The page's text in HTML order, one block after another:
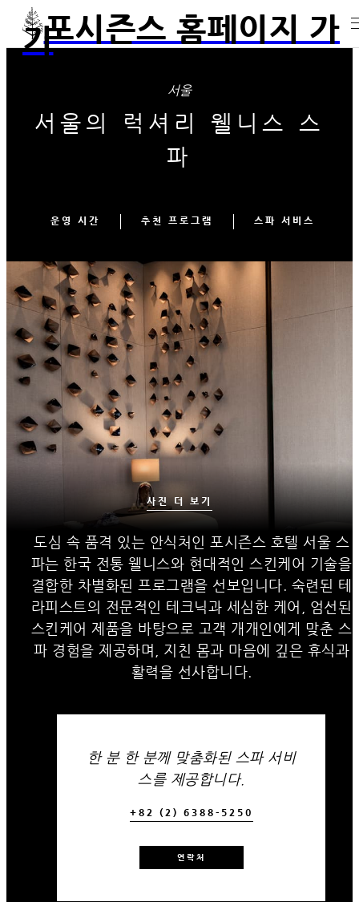
포시즌스 홈페이지 가
기
서울
서울의 럭셔리 웰니스 스
파
운영 시간 추천 프로그램 스파 서비스
사진 더 보기
도심 속 품격 있는 안식처인 포시즌스 호텔 서울 스
파는 한국 전통 웰니스와 현대적인 스킨케어 기술을
결합한 차별화된 프로그램을 선보입니다. 숙련된 테
라피스트의 전문적인 테크닉과 세심한 케어, 엄선된
스킨케어 제품을 바탕으로 고객 개개인에게 맞춘 스
파 경험을 제공하며, 지친 몸과 마음에 깊은 휴식과
활력을 선사합니다.
한 분 한 분께 맞춤화된 스파 서비
스를 제공합니다.
+82 (2) 6388-5250
연락처